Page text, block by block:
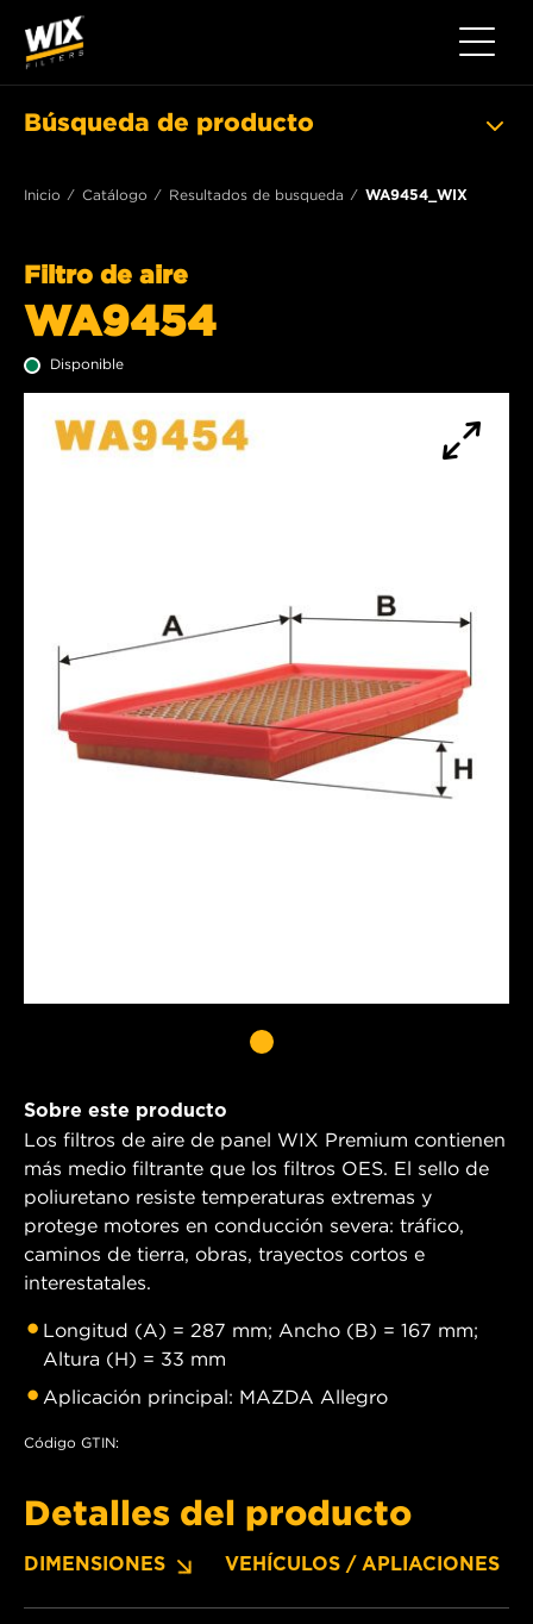
Toggle
Búsqueda de producto
Inicio Catálogo Resultados de busqueda WA9454_WIX
Filtro de aire
WA9454
Disponible
Sobre este producto
Los filtros de aire de panel WIX Premium contienen
más medio filtrante que los filtros OES. El sello de
poliuretano resiste temperaturas extremas y
protege motores en conducción severa: tráfico,
caminos de tierra, obras, trayectos cortos e
interestatales.
Longitud (A) = 287 mm; Ancho (B) = 167 mm;
Altura (H) = 33 mm
Aplicación principal: MAZDA Allegro
Código GTIN:
Detalles del producto
DIMENSIONES VEHÍCULOS / APLIACIONES